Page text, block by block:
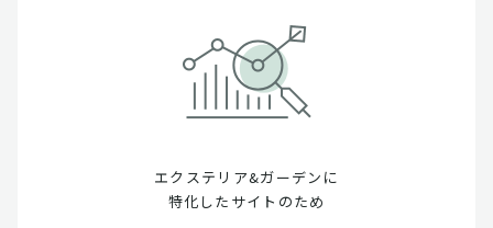
エクステリア&ガーデンに
特化したサイトのため